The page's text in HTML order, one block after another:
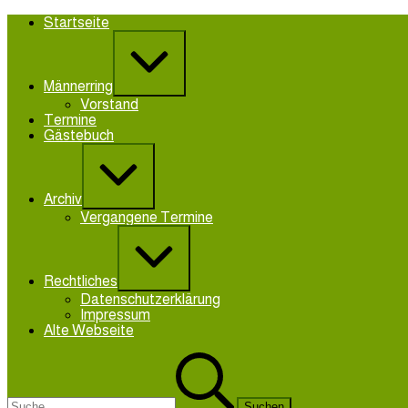
Zum
Startseite
Männerring
Vorstand
Termine
Gästebuch
Archiv
Vergangene Termine
Rechtliches
Datenschutzerklärung
Impressum
Alte Webseite